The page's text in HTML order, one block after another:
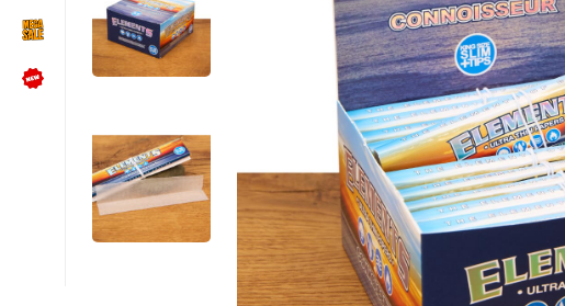
NÜTZLICHES
Kundenbewertungen lesen
Schreib uns auf WhatsApp
Kundenservice kontaktieren